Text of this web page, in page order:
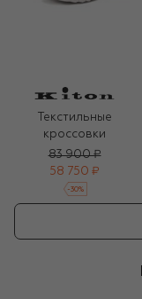
Текстильные
кроссовки
83 900 ₽
58 750 ₽
-30%